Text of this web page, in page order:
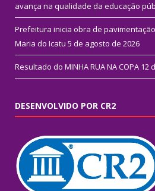
avança na qualidade da educação
Prefeitura inicia obra de
Maria do Icatu 5 de agosto de 2026
Resultado do MINHA RUA NA COPA 12
DESENVOLVIDO POR CR2